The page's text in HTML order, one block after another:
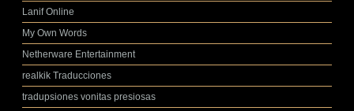
Lanif Online
My Own Words
Netherware Entertainment
realkik Traducciones
tradupsiones vonitas presiosas